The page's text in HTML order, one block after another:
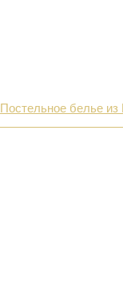
Постельное белье